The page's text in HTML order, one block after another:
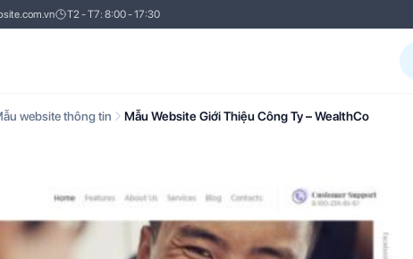
T2 - T7: 8:00 - 17:30
website thông tin Mẫu Website Giới Thiệu Công Ty – WealthCo